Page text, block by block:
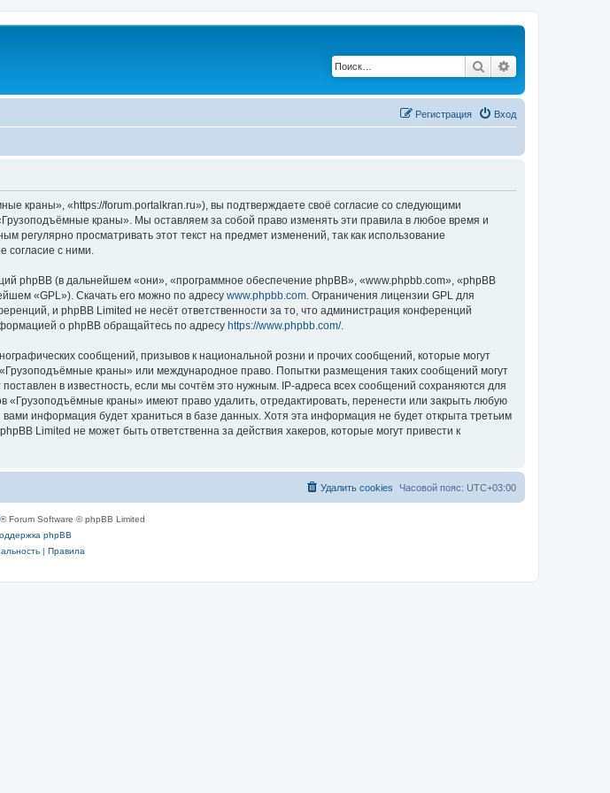
Поиск
Вход
Регистрация
краны», «https://forum.portalkran.ru»), вы подтверждаете своё согласие со следующими
краны». Мы оставляем за собой право изменять эти правила в любое время и
просматривать этот текст на предмет изменений, так как использование
с ними.
phpBB (в дальнейшем «они», «программное обеспечение phpBB», «www.phpbb.com», «phpBB
«GPL»). Скачать его можно по адресу www.phpbb.com . Ограничения лицензии GPL для
и phpBB Limited не несёт ответственности за то, что администрация конференций
о phpBB обращайтесь по адресу https://www.phpbb.com/.
сообщений, призывов к национальной розни и прочих сообщений, которые могут
краны» или международное право. Попытки размещения таких сообщений могут
в известность, если мы сочтём это нужным. IP-адреса всех сообщений сохраняются для
краны» имеют право удалить, отредактировать, перенести или закрыть любую
информация будет храниться в базе данных. Хотя эта информация не будет открыта третьим
Limited не может быть ответственна за действия хакеров, которые могут привести к
Часовой пояс: UTC+03:00
Удалить cookies
® Forum Software © phpBB Limited
phpBB
| Правила